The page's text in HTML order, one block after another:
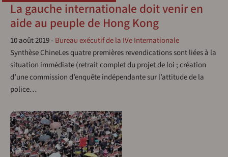
La gauche internationale doit venir en
aide au peuple de Hong Kong
10 août 2019- Bureau exécutif de la IVe Internationale
Synthèse ChineLes quatre premières revendications sont liées à la
situation immédiate (retrait complet du projet de loi ; création
d’une commission d’enquête indépendante sur l’attitude de la
police…